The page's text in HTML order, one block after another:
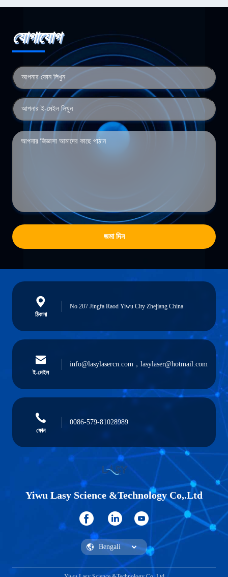
যোগাযোগ
জমা দিন
ঠিকানা
No 207 Jingfa Raod Yiwu City Zhejiang China
ই-মেইল
info@lasylasercn.com，lasylaser@hotmail.com
ফোন
0086-579-81028989
Yiwu Lasy Science &Technology Co,.Ltd